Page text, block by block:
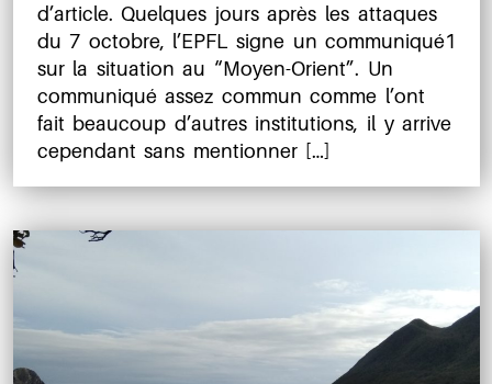
d’article. Quelques jours après les attaques
du 7 octobre, l’EPFL signe un communiqué​1​
sur la situation au “Moyen-Orient”. Un
communiqué assez commun comme l’ont
fait beaucoup d’autres institutions, il y arrive
cependant sans mentionner […]